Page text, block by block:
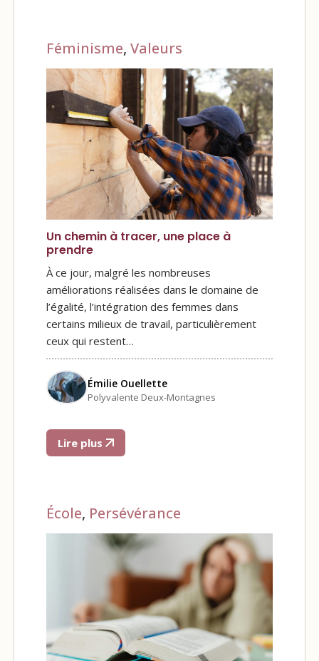
Féminisme, Valeurs
Un chemin à tracer, une place à
prendre
À ce jour, malgré les nombreuses
améliorations réalisées dans le domaine de
l’égalité, l’intégration des femmes dans
certains milieux de travail, particulièrement
ceux qui restent…
Émilie Ouellette
Polyvalente Deux-Montagnes
Lire plus
École, Persévérance